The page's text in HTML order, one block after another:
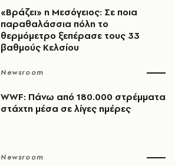
«Βράζει» η Μεσόγειος: Σε ποια
παραθαλάσσια πόλη το
θερμόμετρο ξεπέρασε τους 33
βαθμούς Κελσίου
Newsroom
WWF: Πάνω από 180.000 στρέμματα
στάχτη μέσα σε λίγες ημέρες
Newsroom